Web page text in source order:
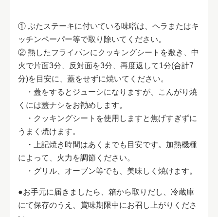
① ぶたステーキに付いている味噌は、ヘラまたはキ
ッチンペーパー等で取り除いてください。
② 熱したフライパンにクッキングシートを敷き、中
火で片面3分、反対面を3分、再度返して1分(合計7
分)を目安に、蓋をせずに焼いてください。
・蓋をするとジューシになりますが、こんがり焼
くには蓋ナシをお勧めします。
・クッキングシートを使用しますと焦げすぎずに
うまく焼けます。
・上記焼き時間はあくまでも目安です。加熱機種
によって、火力を調節ください。
・グリル、オーブン等でも、美味しく焼けます。
●お手元に届きましたら、箱から取りだし、冷蔵庫
にて保存のうえ、賞味期限中にお召し上がりくださ